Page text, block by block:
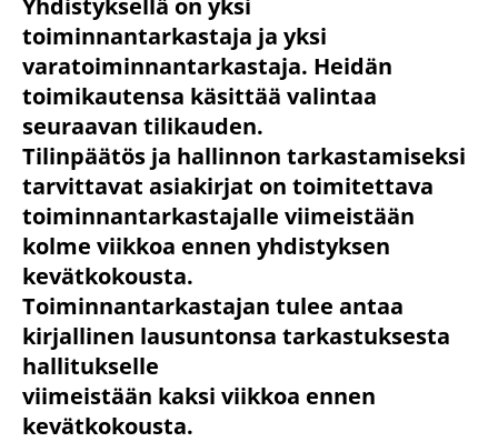
toiminnantarkastaja ja yksi
varatoiminnantarkastaja. Heidän
toimikautensa käsittää valintaa
seuraavan tilikauden.
Tilinpäätös ja hallinnon tarkastamiseksi
tarvittavat asiakirjat on toimitettava
toiminnantarkastajalle viimeistään
kolme viikkoa ennen yhdistyksen
kevätkokousta.
Toiminnantarkastajan tulee antaa
kirjallinen lausuntonsa tarkastuksesta
hallitukselle
viimeistään kaksi viikkoa ennen
kevätkokousta.